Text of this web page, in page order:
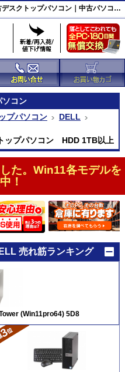
DELL Windows11 HDD 1TB以上｜中古デスクトップパソコン｜中古パソコン直販
ソコン
プパソコン
DELL
プパソコン HDD 1TB以上
た。Win11各モデルを
！
売れ筋ランキング
(Win11pro64) 5D8